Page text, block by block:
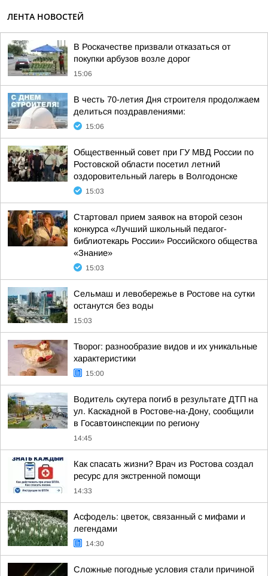
ЛЕНТА НОВОСТЕЙ
В Роскачестве призвали отказаться от
покупки арбузов возле дорог
15:06
В честь 70-летия Дня строителя продолжаем
делиться поздравлениями:
15:06
Общественный совет при ГУ МВД России по
Ростовской области посетил летний
оздоровительный лагерь в Волгодонске
15:03
Стартовал прием заявок на второй сезон
конкурса «Лучший школьный педагог-
библиотекарь России» Российского общества
«Знание»
15:03
Сельмаш и левобережье в Ростове на сутки
останутся без воды
15:03
Творог: разнообразие видов и их уникальные
характеристики
15:00
Водитель скутера погиб в результате ДТП на
ул. Каскадной в Ростове-на-Дону, сообщили
в Госавтоинспекции по региону
14:45
Как спасать жизни? Врач из Ростова создал
ресурс для экстренной помощи
14:33
Асфодель: цветок, связанный с мифами и
легендами
14:30
Сложные погодные условия стали причиной